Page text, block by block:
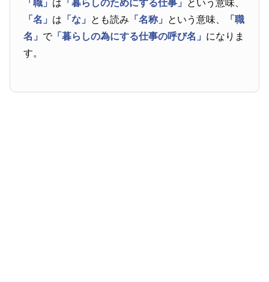
「職」 は 「暮らしのためにする仕事」 という意味、
「名」 は 「な」 とも読み 「名称」 という意味、
「職
名」 で「暮らしの為にする仕事の呼び名」 になりま
す。